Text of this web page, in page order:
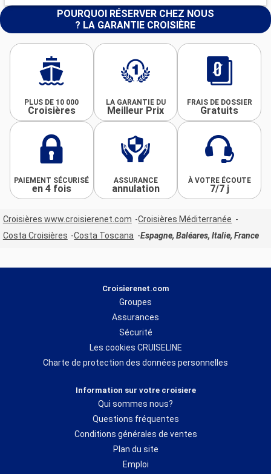
POURQUOI RÉSERVER CHEZ NOUS
? LA GARANTIE CROISIÈRE
PLUS DE 10 000
Croisières
LA GARANTIE DU
Meilleur Prix
FRAIS DE DOSSIER
Gratuits
PAIEMENT SÉCURISÉ
en 4 fois
ASSURANCE
annulation
À VOTRE ÉCOUTE
7/7 j
Croisières www.croisierenet.com
Croisières Méditerranée
Costa Croisières
Costa Toscana Espagne, Baléares, Italie, France
Croisierenet.com
Groupes
Assurances
Sécurité
Les cookies CRUISELINE
Charte de protection des données personnelles
Information sur votre croisiere
Qui sommes nous?
Questions fréquentes
Conditions générales de ventes
Plan du site
Emploi